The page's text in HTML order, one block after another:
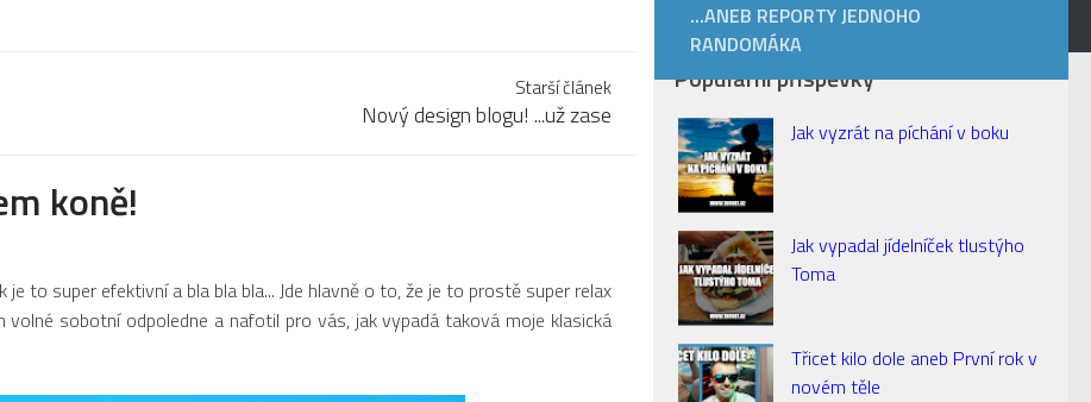
Starší článek
Nový design blogu! ...už zase
koně!
to super efektivní a bla bla bla... Jde hlavně o to, že je to prostě super relax
sobotní odpoledne a nafotil pro vás, jak vypadá taková moje klasická
...ANEB REPORTY JEDNOHO
RANDOMÁKA
Populární příspěvky
Jak vyzrát na píchání v boku
Jak vypadal jídelníček tlustýho
Toma
Třicet kilo dole aneb První rok v
novém těle